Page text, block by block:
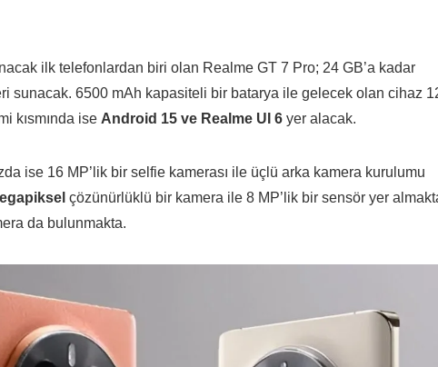
ilk telefonlardan biri olan Realme GT 7 Pro; 24 GB’a kadar
sunacak. 6500 mAh kapasiteli bir batarya ile gelecek olan cihaz
kısmında ise Android 15 ve Realme UI 6 yer alacak.
ise 16 MP’lik bir selfie kamerası ile üçlü arka kamera kurulumu
çözünürlüklü bir kamera ile 8 MP’lik bir sensör yer
da bulunmakta.